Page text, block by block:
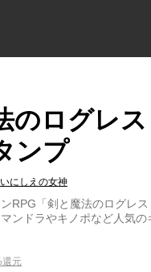
のログレ
ンプ
にしえの女神
RPG「剣と魔法のログレ
ンドラやキノポなど人気
還元